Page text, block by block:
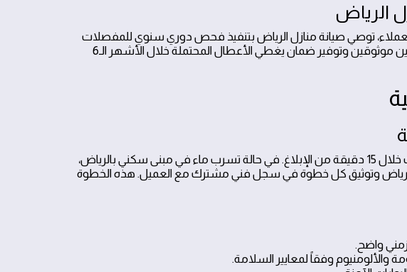
الرياض
توصي صيانة منازل الرياض بتنفيذ فحص دوري سنوي للمفصلات
والمواد وتوثيق كامل للعمل، مع اختيار قطع الغيار من موردين موثوقين وتوفير ضمان يغطي الأعطال المحتملة خلال الأشهر الـ6
التطبيق الواقعي يبدأ بتقييم سريع للموقف وتحديد الأولويات خلال 15 دقيقة من الإبلاغ. في حالة تسرب ماء في مبنى سكني بالرياض،
وتوثيق كل خطوة في سجل فني مشترك مع العميل. هذه الخطوة
واضح.
والألومنيوم وفقاً لمعايير السلامة.